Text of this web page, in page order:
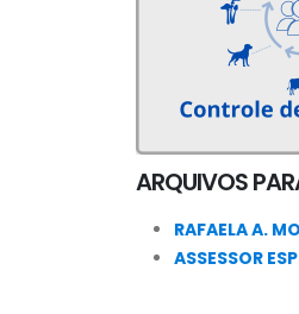
ARQUIVOS
RAFAELA A.
ASSESSOR